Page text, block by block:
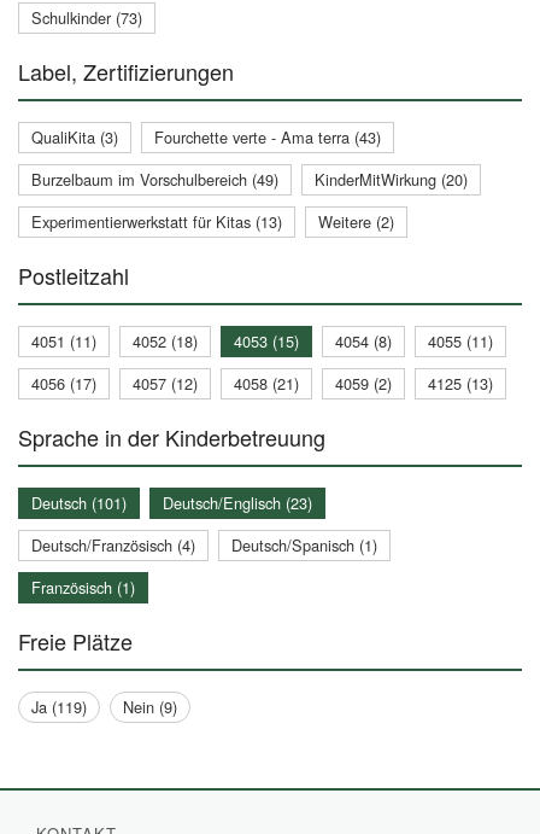
Schulkinder (73)
Label, Zertifizierungen
QualiKita (3)
Fourchette verte - Ama terra (43)
Burzelbaum im Vorschulbereich (49)
KinderMitWirkung (20)
Experimentierwerkstatt für Kitas (13)
Weitere (2)
Postleitzahl
4051 (11) 4052 (18) 4053 (15) 4054 (8)
4055 (11)
4056 (17)
4057 (12) 4058 (21) 4059 (2) 4125 (13)
Sprache in der Kinderbetreuung
Deutsch (101)
Deutsch/Englisch (23)
Deutsch/Französisch (4)
Deutsch/Spanisch (1)
Französisch (1)
Freie Plätze
Ja (119) Nein (9)